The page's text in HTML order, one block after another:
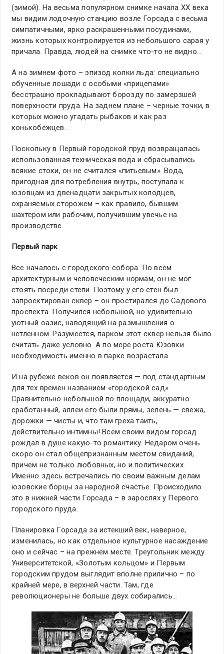
(зимой). На весьма популярном снимке начала ХХ века
мы видим лодочную станцию возле Горсада с весьма
симпатичными, ярко раскрашенными посудинами,
жизнь которых контролируется из небольшого сарая у
причала. Правда, людей на снимке что-то не видно…
А на зимнем фото – эпизод колки льда: специально
обученные лошади с особыми «прицепами»
бесстрашно прокладывают борозду по замерзшей
поверхности пруда. На заднем плане – черные точки, в
которых можно угадать рыбаков и как раз
конькобежцев…
Поскольку в Первый городской пруд возвращалась
использованная техническая вода и сбрасывались
всякие стоки, он не считался «питьевым». Вода,
пригодная для потребления внутрь, поступала к
юзовцам из двенадцати закрытых колодцев,
охраняемых сторожем – как правило, бывшим
шахтером или рабочим, получившим увечье на
производстве.
Первый парк
Все началось с городского собора. По всем
архитектурным и человеческим нормам, он не мог
стоять посреди степи. Поэтому у его стен был
запроектирован сквер – он простирался до Садового
проспекта. Получился небольшой, но удивительно
уютный оазис, наводящий на размышления о
нетленном. Разумеется, парком этот сквер нельзя было
считать даже условно. А по мере роста Юзовки
необходимость именно в парке возрастала.
И на рубеже веков он появляется — под стандартным
для тех времен названием «городской сад».
Сравнительно небольшой по площади, аккуратно
сработанный, аллеи его были прямы, зелень — свежа,
дорожки — чисты и, что там греха таить,
действительно интимны! Всем своим видом горсад
рождал в душе какую-то романтику. Недаром очень
скоро он стал общепризнанным местом свиданий,
причем не только любовных, но и политических.
Именно здесь встречались по своим важным делам
юзовские борцы за народной счастье. Происходило
это в нижней части Горсада – в зарослях у Первого
городского пруда.
Планировка Горсада за истекший век, наверное,
изменилась, но как отдельное культурное насаждение
оно и сейчас – на прежнем месте. Треугольник между
Университетской, «Золотым кольцом» и Первым
городским прудом выглядит вполне прилично – по
крайней мере, в верхней части. Там, где
революционеры не больше двух собирались…